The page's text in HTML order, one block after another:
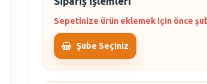
Sepetinize ürün eklemek için önce
Şube Seçiniz